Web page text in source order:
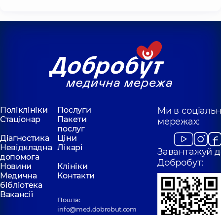
Поліклініки
Послуги
Стаціонар
Пакети
послуг
Діагностика
Ціни
Невідкладна
допомога
Лікарі
Новини
Клініки
Медична
бібліотека
Контакти
Вакансії
Пошта:
info@med.dobrobut.com
Ми в
мережах:
Завантажуй
Добробут: